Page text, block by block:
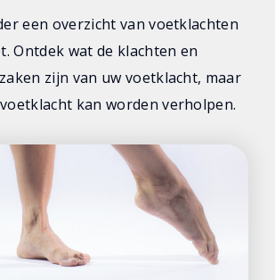
een overzicht van voetklachten
Ontdek wat de klachten en
zijn van uw voetklacht, maar
kan worden verholpen.